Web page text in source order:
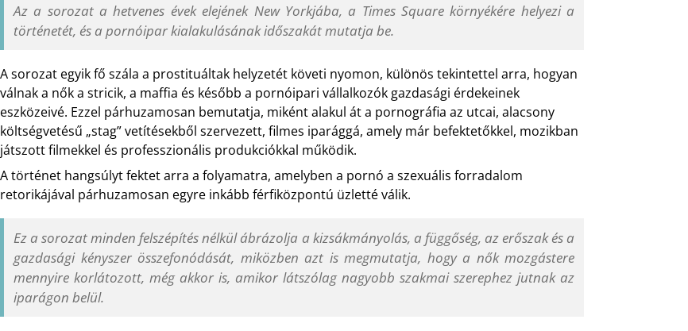
Az a sorozat a hetvenes évek elejének New Yorkjába, a Times Square környékére helyezi a
történetét, és a pornóipar kialakulásának időszakát mutatja be.
A sorozat egyik fő szála a prostituáltak helyzetét követi nyomon, különös tekintettel arra, hogyan
válnak a nők a stricik, a maffia és később a pornóipari vállalkozók gazdasági érdekeinek
eszközeivé. Ezzel párhuzamosan bemutatja, miként alakul át a pornográfia az utcai, alacsony
költségvetésű „stag” vetítésekből szervezett, filmes iparággá, amely már befektetőkkel, mozikban
játszott filmekkel és professzionális produkciókkal működik.
A történet hangsúlyt fektet arra a folyamatra, amelyben a pornó a szexuális forradalom
retorikájával párhuzamosan egyre inkább férfiközpontú üzletté válik.
Ez a sorozat minden felszépítés nélkül ábrázolja a kizsákmányolás, a függőség, az erőszak és a
gazdasági kényszer összefonódását, miközben azt is megmutatja, hogy a nők mozgástere
mennyire korlátozott, még akkor is, amikor látszólag nagyobb szakmai szerephez jutnak az
iparágon belül.